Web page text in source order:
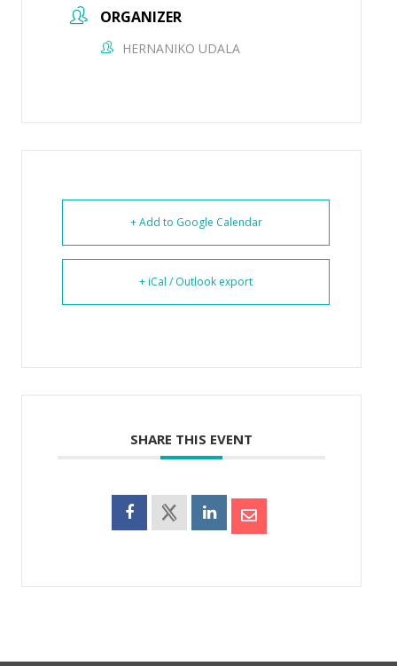
ORGANIZER
HERNANIKO UDALA
+ Add to Google Calendar
+ iCal / Outlook export
SHARE THIS EVENT